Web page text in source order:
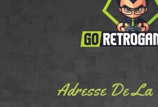
Adresse De La